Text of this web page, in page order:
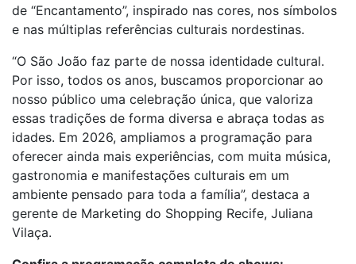
de “Encantamento”, inspirado nas cores, nos símbolos
e nas múltiplas referências culturais nordestinas.
“O São João faz parte de nossa identidade cultural.
Por isso, todos os anos, buscamos proporcionar ao
nosso público uma celebração única, que valoriza
essas tradições de forma diversa e abraça todas as
idades. Em 2026, ampliamos a programação para
oferecer ainda mais experiências, com muita música,
gastronomia e manifestações culturais em um
ambiente pensado para toda a família”, destaca a
gerente de Marketing do Shopping Recife, Juliana
Vilaça.